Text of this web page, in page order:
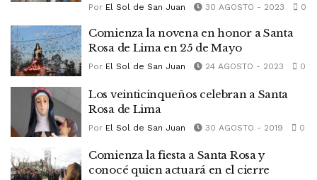
Por El Sol de San Juan 30 AGOSTO - 2023 0
Comienza la novena en honor a Santa
Rosa de Lima en 25 de Mayo
Por El Sol de San Juan 24 AGOSTO - 2023 0
Los veinticinqueños celebran a Santa
Rosa de Lima
Por El Sol de San Juan 30 AGOSTO - 2019 0
Comienza la fiesta a Santa Rosa y
conocé quien actuará en el cierre